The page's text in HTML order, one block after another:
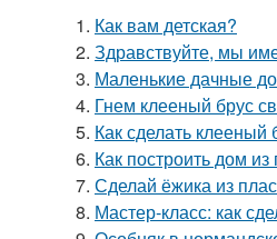
1. Как вам детская?
2. Здравствуйте, мы
3. Маленькие дачные
4. Гнем клееный брус
5. Как сделать клееный
6. Как построить дом
7. Сделай ёжика из
8. Мастер-класс: как